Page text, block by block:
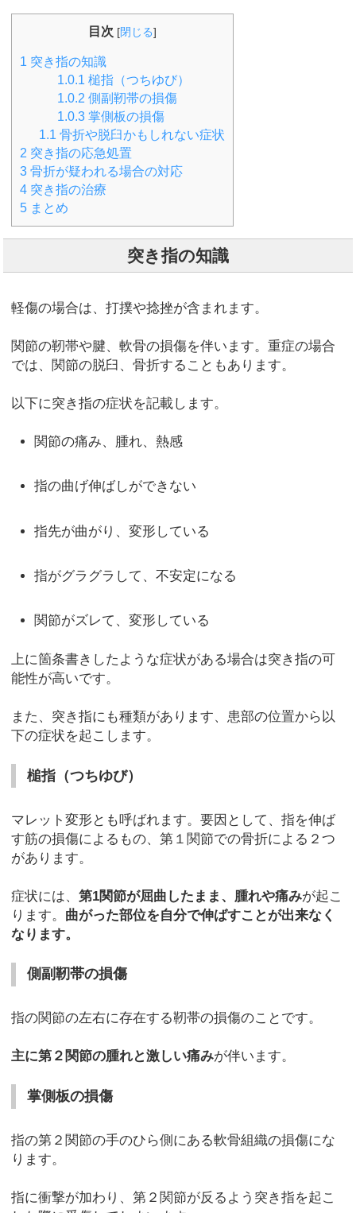
目次 [閉じる]
1 突き指の知識
1.0.1 槌指（つちゆび）
1.0.2 側副靭帯の損傷
1.0.3 掌側板の損傷
1.1 骨折や脱臼かもしれない症状
2 突き指の応急処置
3 骨折が疑われる場合の対応
4 突き指の治療
5 まとめ
突き指の知識
軽傷の場合は、打撲や捻挫が含まれます。
関節の靭帯や腱、軟骨の損傷を伴います。重症の場合
では、関節の脱臼、骨折することもあります。
以下に突き指の症状を記載します。
関節の痛み、腫れ、熱感
指の曲げ伸ばしができない
指先が曲がり、変形している
指がグラグラして、不安定になる
関節がズレて、変形している
上に箇条書きしたような症状がある場合は突き指の可
能性が高いです。
また、突き指にも種類があります、患部の位置から以
下の症状を起こします。
槌指（つちゆび）
マレット変形とも呼ばれます。要因として、指を伸ば
す筋の損傷によるもの、第１関節での骨折による２つ
があります。
症状には、第1関節が屈曲したまま、腫れや痛みが起こ
ります。 曲がった部位を自分で伸ばすことが出来なく
なります。
側副靭帯の損傷
指の関節の左右に存在する靭帯の損傷のことです。
主に第２関節の腫れと激しい痛みが伴います。
掌側板の損傷
指の第２関節の手のひら側にある軟骨組織の損傷にな
ります。
指に衝撃が加わり、第２関節が反るよう突き指を起こ